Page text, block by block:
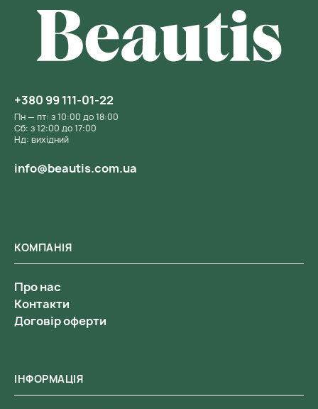
ІНФОРМАЦІЯ
КОМПАНІЯ
Про нас
Контакти
Договір оферти
+380 99 111-01-22
Пн — пт: з 10:00 до 18:00
Сб: з 12:00 до 17:00
Нд: вихідний
info@beautis.com.ua